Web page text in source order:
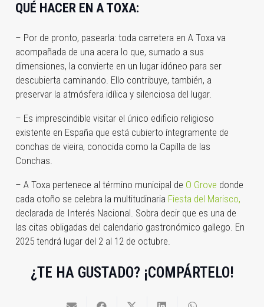
QUÉ HACER EN A TOXA:
– Por de pronto, pasearla: toda carretera en A Toxa va
acompañada de una acera lo que, sumado a sus
dimensiones, la convierte en un lugar idóneo para ser
descubierta caminando. Ello contribuye, también, a
preservar la atmósfera idílica y silenciosa del lugar.
– Es imprescindible visitar el único edificio religioso
existente en España que está cubierto íntegramente de
conchas de vieira, conocida como la Capilla de las
Conchas.
– A Toxa pertenece al término municipal de O Grove donde
cada otoño se celebra la multitudinaria Fiesta del Marisco,
declarada de Interés Nacional. Sobra decir que es una de
las citas obligadas del calendario gastronómico gallego. En
2025 tendrá lugar del 2 al 12 de octubre.
¿TE HA GUSTADO? ¡COMPÁRTELO!